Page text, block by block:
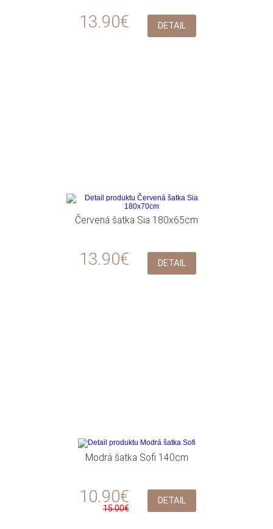
13.90€ DETAIL
Červená šatka Sia 180x65cm
13.90€ DETAIL
Modrá šatka Sofi 140cm
10.90€
15.00€
DETAIL